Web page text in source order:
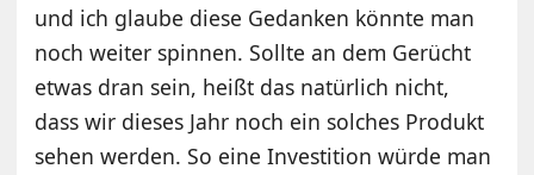
und ich glaube diese Gedanken könnte man
noch weiter spinnen. Sollte an dem Gerücht
etwas dran sein, heißt das natürlich nicht,
dass wir dieses Jahr noch ein solches Produkt
sehen werden. So eine Investition würde man